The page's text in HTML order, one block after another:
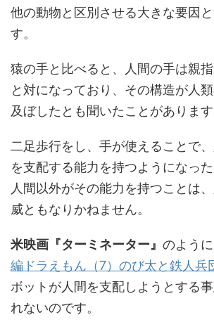
他の動物と区別させる大きな要因
す。
猿の手と比べると、人間の手は親
と対になっており、その構造が人
及ぼしたとも聞いたことがあります
二足歩行をし、手が使えることで
を支配する能力を持つようになった
人間以外がその能力を持つことは
威ともなりかねません。
米映画『ターミネーター』 のよう
編ドラえもん（7）のび太と鉄人兵
ボットが人間を支配しようとする
れないのです。